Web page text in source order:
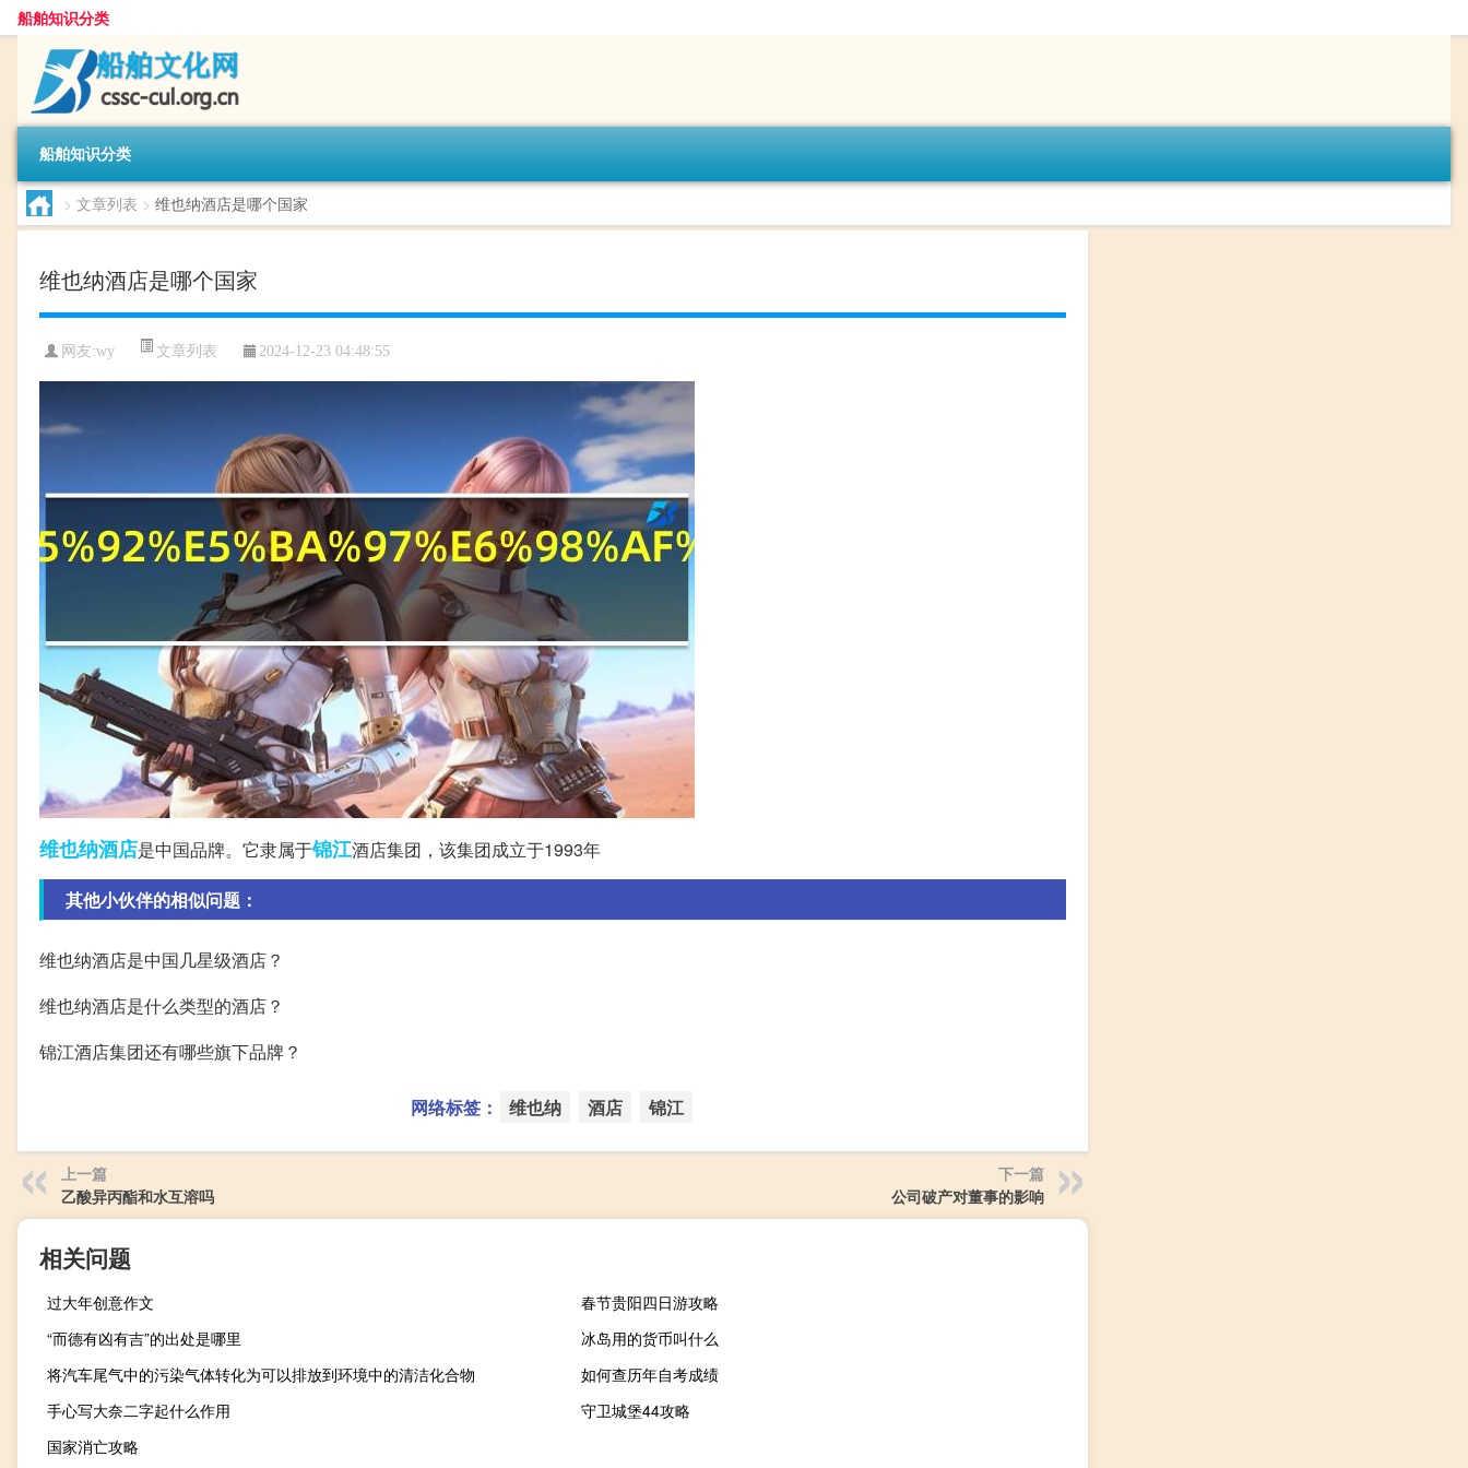
船舶知识分类
船舶知识分类
> 文章列表 > 维也纳酒店是哪个国家
维也纳酒店是哪个国家
网友:wy 文章列表 2024-12-23 04:48:55
维也纳酒店是中国品牌。它隶属于锦江酒店集团，该集团成立于1993年
其他小伙伴的相似问题：
维也纳酒店是中国几星级酒店？
维也纳酒店是什么类型的酒店？
锦江酒店集团还有哪些旗下品牌？
网络标签： 维也纳 酒店 锦江
上一篇
乙酸异丙酯和水互溶吗
下一篇
公司破产对董事的影响
相关问题
过大年创意作文
春节贵阳四日游攻略
“而德有凶有吉”的出处是哪里
冰岛用的货币叫什么
将汽车尾气中的污染气体转化为可以排放到环境中的清洁化合物
如何查历年自考成绩
手心写大奈二字起什么作用
守卫城堡44攻略
国家消亡攻略